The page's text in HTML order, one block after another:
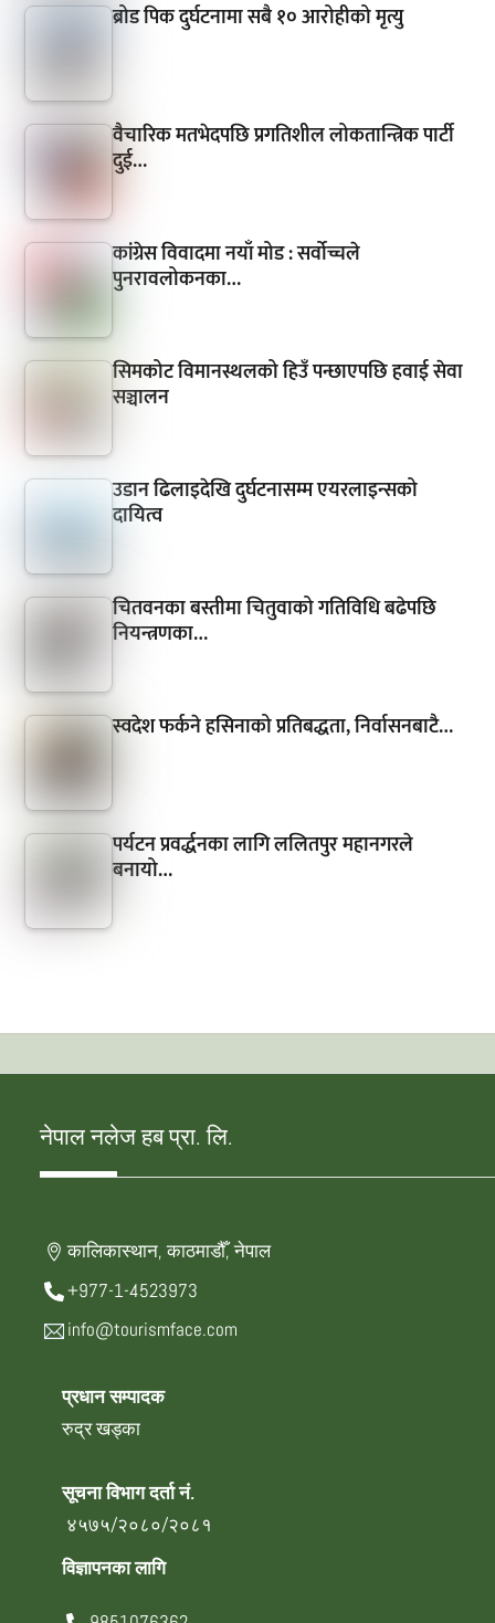
ब्रोड पिक दुर्घटनामा सबै १० आरोहीको मृत्यु
वैचारिक मतभेदपछि प्रगतिशील लोकतान्त्रिक पार्टी
दुई…
कांग्रेस विवादमा नयाँ मोड : सर्वोच्चले
पुनरावलोकनका…
सिमकोट विमानस्थलको हिउँ पन्छाएपछि हवाई सेवा
सञ्चालन
उडान ढिलाइदेखि दुर्घटनासम्म एयरलाइन्सको
दायित्व
चितवनका बस्तीमा चितुवाको गतिविधि बढेपछि
नियन्त्रणका…
स्वदेश फर्कने हसिनाको प्रतिबद्धता, निर्वासनबाटै…
पर्यटन प्रवर्द्धनका लागि ललितपुर महानगरले
बनायो…
नेपाल नलेज हब प्रा. लि.
कालिकास्थान, काठमाडौँ, नेपाल
+977-1-4523973
info@tourismface.com
प्रधान सम्पादक
रुद्र खड्का
सूचना विभाग दर्ता नं.
४५७५/२०८०/२०८१
विज्ञापनका लागि